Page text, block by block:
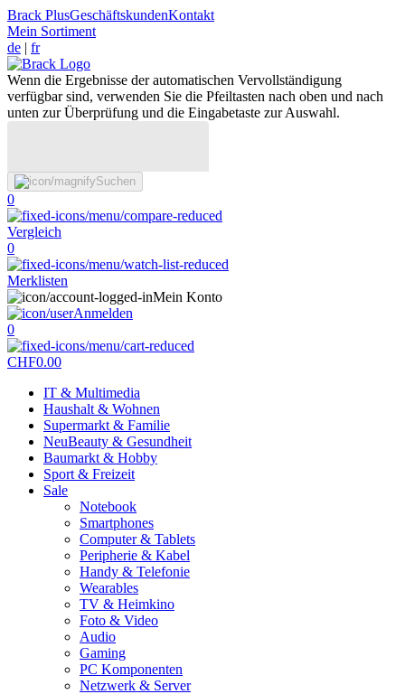
Brack PlusGeschäftskundenKontakt
Mein Sortiment
de | fr
Wenn die Ergebnisse der automatischen Vervollständigung
verfügbar sind, verwenden Sie die Pfeiltasten nach oben und nach
unten zur Überprüfung und die Eingabetaste zur Auswahl.
Suchen
0
Vergleich
0
Merklisten
Mein Konto
Anmelden
0
CHF0.00
IT & Multimedia
Haushalt & Wohnen
Supermarkt & Familie
NeuBeauty & Gesundheit
Baumarkt & Hobby
Sport & Freizeit
Sale
Notebook
Smartphones
Computer & Tablets
Peripherie & Kabel
Handy & Telefonie
Wearables
TV & Heimkino
Foto & Video
Audio
Gaming
PC Komponenten
Netzwerk & Server